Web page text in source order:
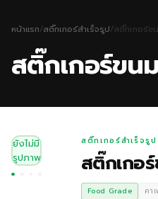
หน้าแรก/สติ๊กเกอร์สำเร็จรูป/สติ๊กเกอร์ข
สติ๊กเกอร์ขน
ยังไม่มี
รูปภาพ
สติ๊กเกอร์สำเร็จรูป
สติ๊กเกอ
Food Grade คา